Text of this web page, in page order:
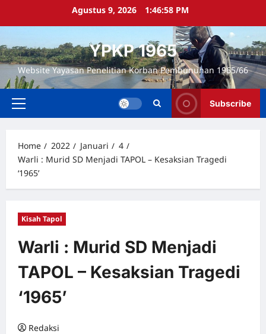
Agustus 9, 2026 1:46:59 PM
YPKP 1965
Website Yayasan Penelitian Korban Pembunuhan 1965/66
Primary
Subscribe
Home 2022 Januari
4
Warli : Murid SD Menjadi TAPOL – Kesaksian Tragedi
‘1965’
Kisah Tapol
Warli : Murid SD Menjadi
TAPOL – Kesaksian Tragedi
‘1965’
Redaksi